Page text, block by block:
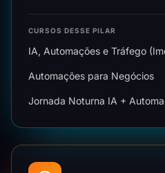
CURSOS DESSE PILAR
IA, Automações e Tráfego
Automações para Negócios
Jornada Noturna IA +